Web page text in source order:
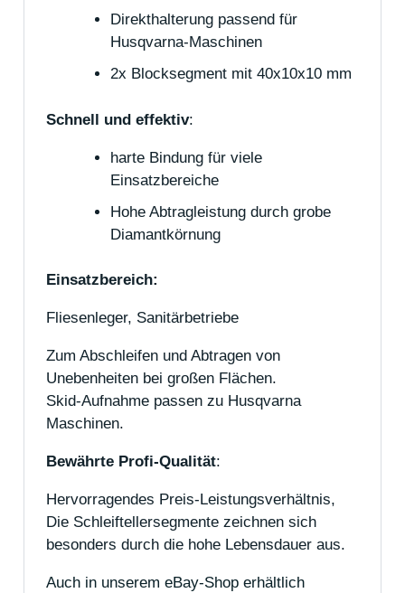
Direkthalterung passend für
Husqvarna-Maschinen
2x Blocksegment mit 40x10x10 mm
Schnell und effektiv:
harte Bindung für viele
Einsatzbereiche
Hohe Abtragleistung durch grobe
Diamantkörnung
Einsatzbereich:
Fliesenleger, Sanitärbetriebe
Zum Abschleifen und Abtragen von
Unebenheiten bei großen Flächen.
Skid-Aufnahme passen zu Husqvarna
Maschinen.
Bewährte Profi-Qualität:
Hervorragendes Preis-Leistungsverhältnis,
Die Schleiftellersegmente zeichnen sich
besonders durch die hohe Lebensdauer aus.
Auch in unserem eBay-Shop erhältlich